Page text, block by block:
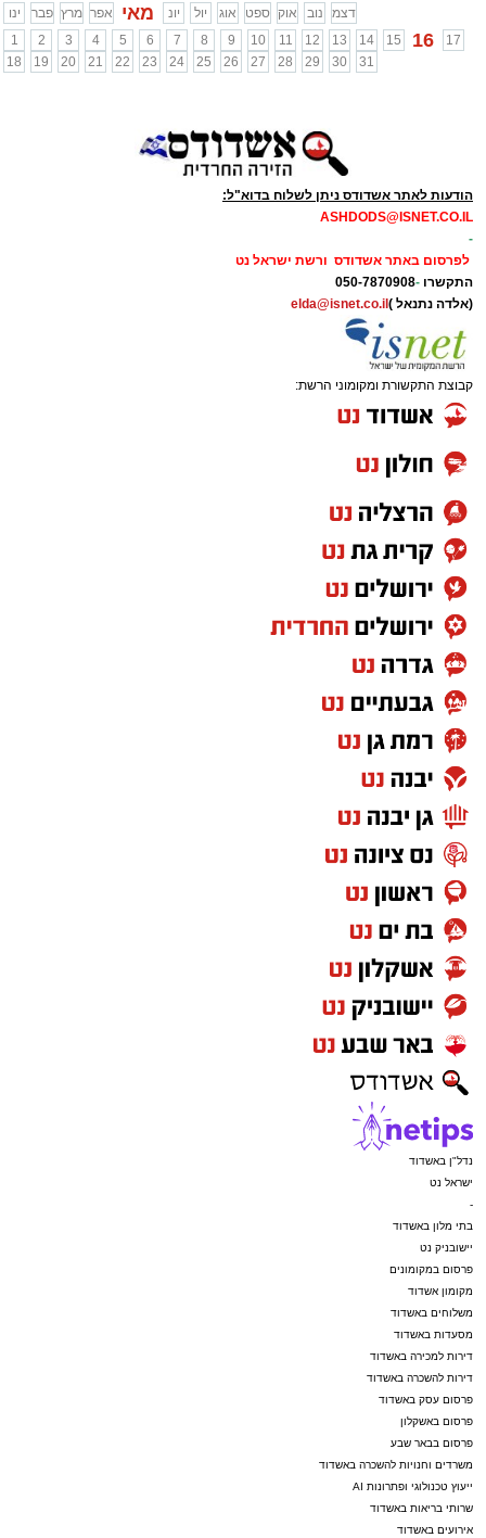
ינו
פבר מרץ אפר מאי יונ יול אוג ספט אוק נוב
דצמ
1
2 3 4 5 6 7 8 9 10 11 12 13 14 15 16
17
18
19 20 21 22 23 24 25 26 27 28 29 30 31
הודעות לאתר אשדודס ניתן לשלוח בדוא"ל:
ASHDODS@ISNET.CO.IL
-
לפרסום באתר אשדודס ורשת ישראל נט
התקשרו -
050-7870908
(אלדה נתנאל ) elda@isnet.co.il
קבוצת התקשורת ומקומוני הרשת:
נדל"ן באשדוד
ישראל נט
-
בתי מלון באשדוד
יישובניק נט
פרסום במקומונים
מקומון אשדוד
משלוחים באשדוד
מסעדות באשדוד
דירות למכירה באשדוד
דירות להשכרה באשדוד
פרסום עסק באשדוד
פרסום באשקלון
פרסום בבאר שבע
משרדים וחנויות להשכרה באשדוד
ייעוץ טכנולוגי ופתרונות AI
שרותי בריאות באשדוד
אירועים באשדוד